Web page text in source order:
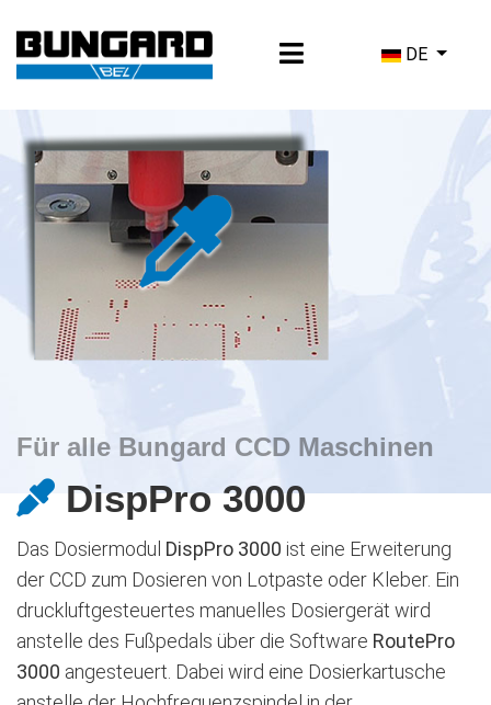
Sprache
DE
Für alle Bungard CCD Maschinen
DispPro 3000
Das Dosiermodul DispPro 3000 ist eine Erweiterung
der CCD zum Dosieren von Lotpaste oder Kleber. Ein
druckluftgesteuertes manuelles Dosiergerät wird
anstelle des Fußpedals über die Software RoutePro
3000 angesteuert. Dabei wird eine Dosierkartusche